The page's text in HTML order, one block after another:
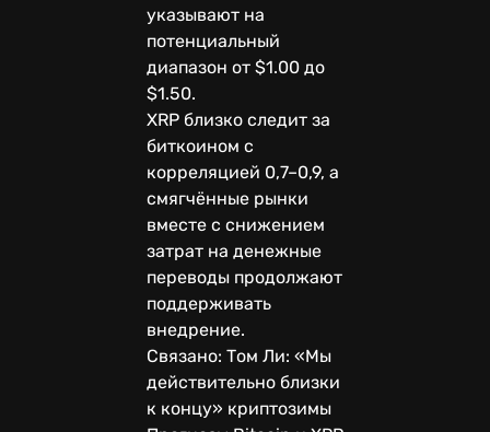
указывают на
потенциальный
диапазон от $1.00 до
$1.50.
XRP близко следит за
биткоином с
корреляцией 0,7–0,9, а
смягчённые рынки
вместе с снижением
затрат на денежные
переводы продолжают
поддерживать
внедрение.
Связано: Том Ли: «Мы
действительно близки
к концу» криптозимы